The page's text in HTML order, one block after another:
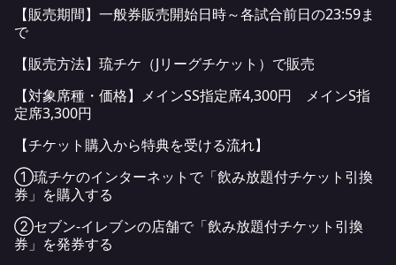
【販売期間】一般券販売開始日時～各試合前日の23:59ま
で
【販売方法】琉チケ（Jリーグチケット）で販売
【対象席種・価格】メインSS指定席4,300円 メインS指
定席3,300円
【チケット購入から特典を受ける流れ】
①琉チケのインターネットで「飲み放題付チケット引換
券」を購入する
②セブン‐イレブンの店舗で「飲み放題付チケット引換
券」を発券する